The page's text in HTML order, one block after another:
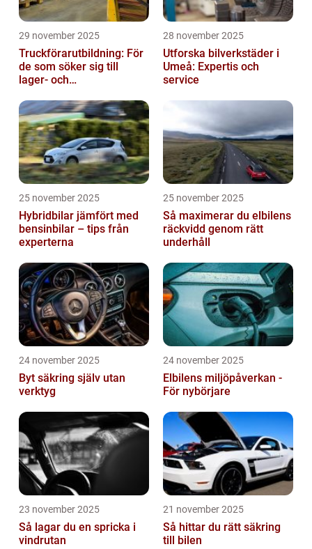
29 november 2025
Truckförarutbildning: För
de som söker sig till
lager- och
28 november 2025
Utforska bilverkstäder i
Umeå: Expertis och
service
25 november 2025
Hybridbilar jämfört med
bensinbilar – tips från
experterna
25 november 2025
Så maximerar du elbilens
räckvidd genom rätt
underhåll
24 november 2025
Byt säkring själv utan
verktyg
24 november 2025
Elbilens miljöpåverkan -
För nybörjare
23 november 2025
Så lagar du en spricka i
vindrutan
21 november 2025
Så hittar du rätt säkring
till bilen